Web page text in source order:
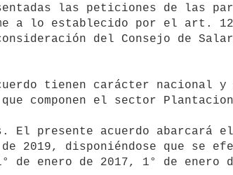
las peticiones de las
a lo establecido por el art.
del Consejo de
tienen carácter nacional y
componen el sector
El presente acuerdo abarcará
2019, disponiéndose que se
enero de 2017, 1° de enero